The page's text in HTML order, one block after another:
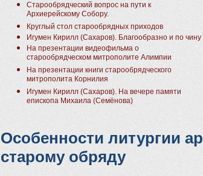
Старообрядческий вопрос на пути к
Архиерейскому Собору.
Круглый стол старообрядных приходов
Игумен Кирилл (Сахаров). Благообразно и по чину
На презентации видеофильма о
старообрядческом митрополите Алимпии
На презентации книги старообрядческого
митрополита Корнилия
Игумен Кирилл (Сахаров). На вечере памяти
епископа Михаила (Семёнова)
Особенности литургии
старому обряду